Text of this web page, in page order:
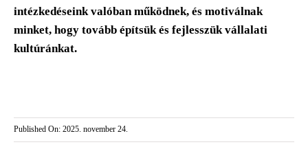
intézkedéseink valóban működnek, és motiválnak
minket, hogy tovább építsük és fejlesszük vállalati
kultúránkat.
Published On: 2025. november 24.